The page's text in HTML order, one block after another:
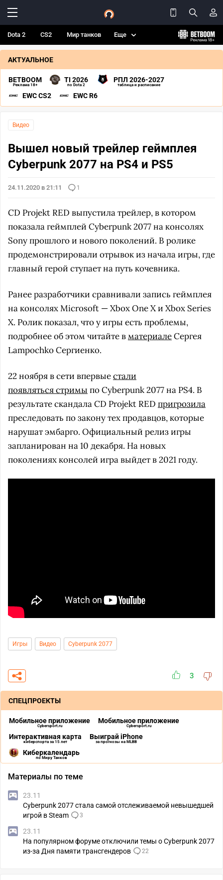
Dota 2 CS2 Мир танков Еще
АКТУАЛЬНОЕ
BETBOOM
Реклама 18+
TI 2026
по Dota 2
РПЛ 2026-2027
таблица и расписание
EWC CS2 EWC R6
Видео
Вышел новый трейлер геймплея
Cyberpunk 2077 на PS4 и PS5
24.11.2020 в 21:11 1
CD Projekt RED выпустила трейлер, в котором
показала геймплей Cyberpunk 2077 на консолях
Sony прошлого и нового поколений. В ролике
продемонстрировали отрывок из начала игры, где
главный герой ступает на путь кочевника.
Ранее разработчики сравнивали запись геймплея
на консолях Microsoft — Xbox One X и Xbox Series
X. Ролик показал, что у игры есть проблемы,
подробнее об этом читайте вматериалеСергея
Lampochko Сергиенко.
22 ноября в сети впервыестали
появляться стримы по Cyberpunk 2077 на PS4. В
результате скандала CD Projekt RED пригрозила
преследовать по закону тех продавцов, которые
нарушат эмбарго. Официальный релиз игры
запланирован на 10 декабря. На новых
поколениях консолей игра выйдет в 2021 году.
Игры Видео Cyberpunk 2077
3
СПЕЦПРОЕКТЫ
Мобильное приложение
Cybersport.ru
Мобильное приложение
Cybersport.ru
Интерактивная карта
киберспорта за 15 лет
Выиграй iPhone
за прогнозы на MLBB
Киберкалендарь
по Миру Танков
Материалы по теме
23.11
Cyberpunk 2077 стала самой отслеживаемой невышедшей
игрой в Steam
3
23.11
На популярном форуме отключили темы о Cyberpunk 2077
из-за Дня памяти трансгендеров
22